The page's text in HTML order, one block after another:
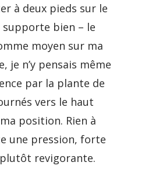
à deux pieds sur le
supporte bien – le
moyen sur ma
je n’y pensais même
par la plante de
vers le haut
position. Rien à
une pression, forte
revigorante.